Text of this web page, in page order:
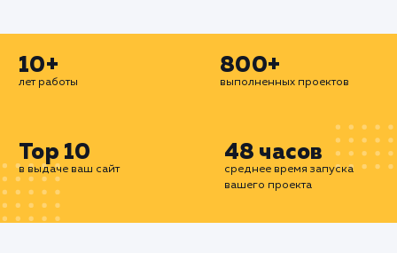
разрабатываем и реализуем
таргетированной рекламы, которые
затратами.
Мы готовы помочь вам использовать
возможности социальных сетей для